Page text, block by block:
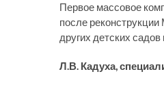
Первое массовое
после
других детских садов
Л.В. Кадуха,